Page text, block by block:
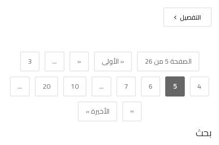
التفصيل
الصفحة 5 من 26 « الأولى «
...
3
4
5
6
7
...
10
20
...
»
الأخيرة »
بحث